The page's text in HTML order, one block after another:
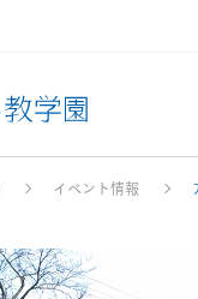
イベント情報